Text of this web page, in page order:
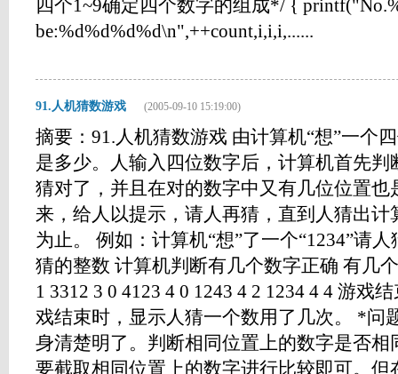
四个1~9确定四个数字的组成*/ {
be:%d%d%d%d\n",++count,i,i,i,......
91.人机猜数游戏 (2005-09-10 15:19:00)
摘要：91.人机猜数游戏 由计算机“想”一个
是多少。人输入四位数字后，计算机首先
猜对了，并且在对的数字中又有几位位置
来，给人以提示，请人再猜，直到人猜出
为止。 例如：计算机“想”了一个“1234”请
猜的整数 计算机判断有几个数字正确 有几
1 3312 3 0 4123 4 0 1243 4 2 1234 4 4 游戏
戏结束时，显示人猜一个数用了几次。 *问
身清楚明了。判断相同位置上的数字是否
要截取相同位置上的数字进行比较即可。